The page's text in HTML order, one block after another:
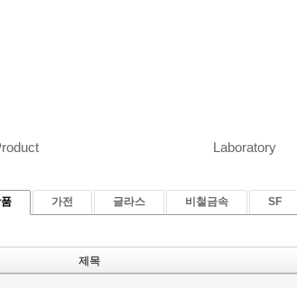
Laboratory
가전 글라스 비철금속 SF
제목